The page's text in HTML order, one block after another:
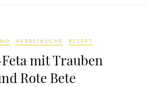
HERBSTKÜCHE REZEPT
mit Trauben
Rote Bete